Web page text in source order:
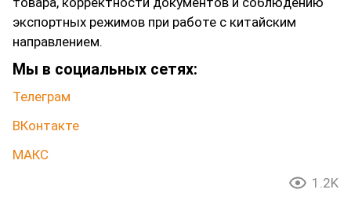
экспортных режимов при работе с китайским
направлением.
Мы в социальных сетях:
Телеграм
ВКонтакте
МАКС
1.2K